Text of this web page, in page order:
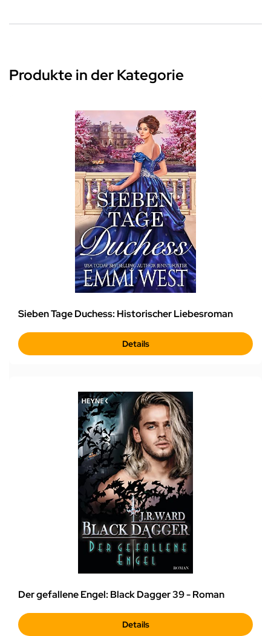
Produkte in der Kategorie
Sieben Tage Duchess: Historischer Liebesroman
Details
Der gefallene Engel: Black Dagger 39 - Roman
Details